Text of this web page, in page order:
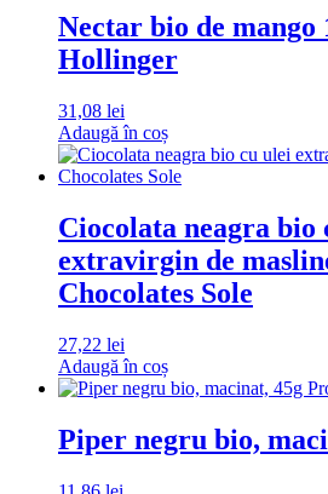
Nectar bio de mango
Hollinger
31,08 lei
Adaugă în coș
Ciocolata neagra bio
extravirgin de
Chocolates Sole
27,22 lei
Adaugă în coș
Piper negru bio,